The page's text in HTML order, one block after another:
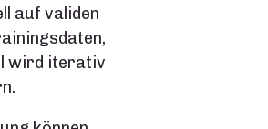
auf validen
wird iterativ